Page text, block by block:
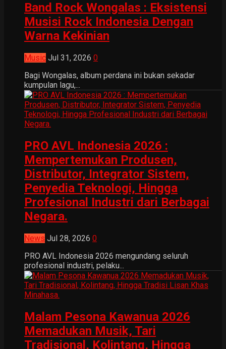
Band Rock Wongalas : Eksistensi
Musisi Rock Indonesia Dengan
Warna Kekinian
Music Jul 31, 2026 0
Bagi Wongalas, album perdana ini bukan sekadar
kumpulan lagu,...
PRO AVL Indonesia 2026 :
Mempertemukan Produsen,
Distributor, Integrator Sistem,
Penyedia Teknologi, Hingga
Profesional Industri dari Berbagai
Negara.
News Jul 28, 2026 0
PRO AVL Indonesia 2026 mengundang seluruh
profesional industri, pelaku...
Malam Pesona Kawanua 2026
Memadukan Musik, Tari
Tradisional, Kolintang, Hingga